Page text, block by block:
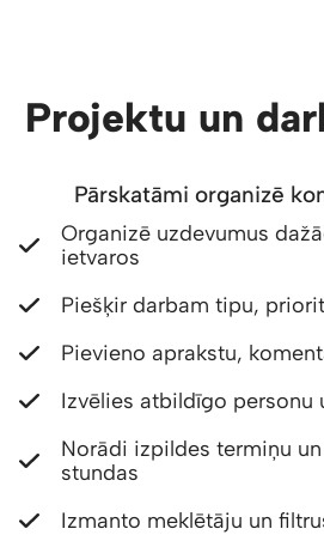
Projektu un
Organizē uzdevumus
ietvaros
Piešķir darbam tipu,
Pievieno aprakstu,
Izvēlies atbildīgo personu
Norādi izpildes termiņu
stundas
Izmanto meklētāju un
Pārskatāmi organizē